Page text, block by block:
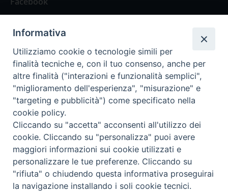
Contattaci
Spazio Lettori
Eventi
Eventi diocesani
Privacy Policy Informativa Cookie
Trasparenza
Informativa
Utilizziamo cookie o tecnologie simili per
finalità tecniche e, con il tuo consenso, anche per
altre finalità ("interazioni e funzionalità semplici",
"miglioramento dell'esperienza", "misurazione" e
"targeting e pubblicità") come specificato nella
cookie policy.
Cliccando su "accetta" acconsenti all'utilizzo dei
cookie. Cliccando su "personalizza" puoi avere
maggiori informazioni sui cookie utilizzati e
personalizzare le tue preferenze. Cliccando su
"rifiuta" o chiudendo questa informativa proseguirai
la navigazione installando i soli cookie tecnici.